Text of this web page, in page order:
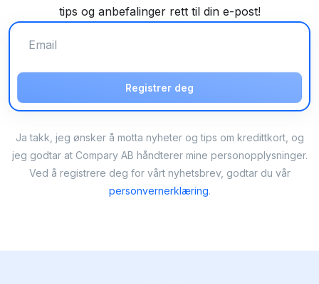
tips og anbefalinger rett til din e-post!
Registrer deg
Ja takk, jeg ønsker å motta nyheter og tips om kredittkort, og
jeg godtar at Compary AB håndterer mine personopplysninger.
Ved å registrere deg for vårt nyhetsbrev, godtar du vår
personvernerklæring.